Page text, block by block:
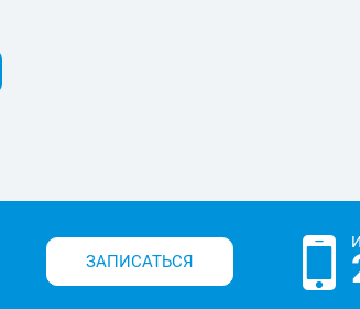
ЗАПИСАТЬСЯ